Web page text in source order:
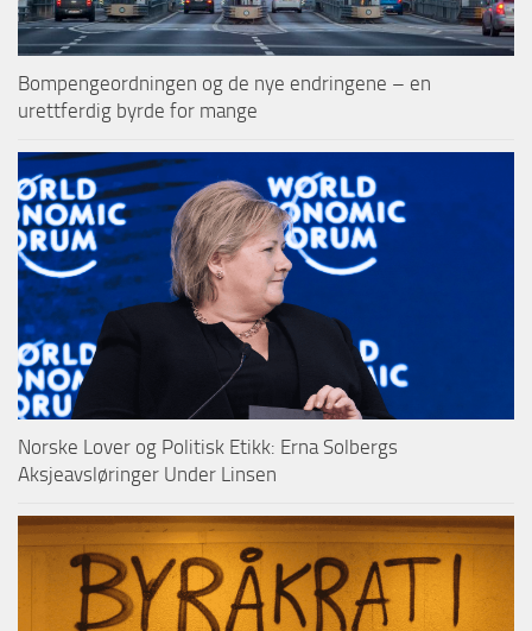
Bompengeordningen og de nye endringene – en
urettferdig byrde for mange
Norske Lover og Politisk Etikk: Erna Solbergs
Aksjeavsløringer Under Linsen